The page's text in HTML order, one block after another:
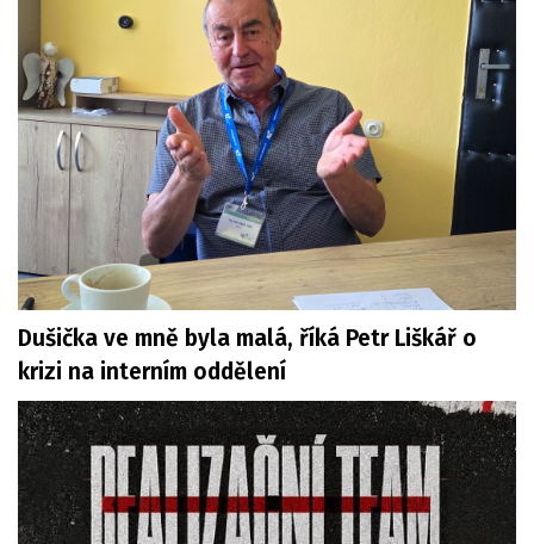
Dušička ve mně byla malá, říká Petr Liškář o
krizi na interním oddělení